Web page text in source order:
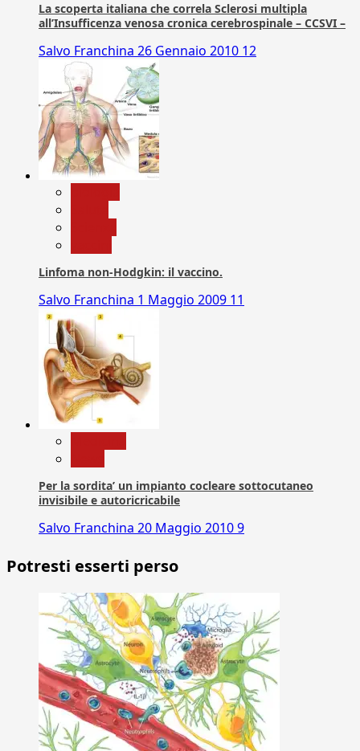
La scoperta italiana che correla Sclerosi multipla
all’Insufficenza venosa cronica cerebrospinale – CCSVI –
Salvo Franchina 26 Gennaio 2010 12
Linfoma non-Hodgkin: il vaccino.
Salvo Franchina 1 Maggio 2009 11
Per la sordita’ un impianto cocleare sottocutaneo
invisibile e autoricricabile
Salvo Franchina 20 Maggio 20109
Potresti esserti perso